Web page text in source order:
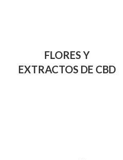
FLORES Y
EXTRACTOS DE CBD